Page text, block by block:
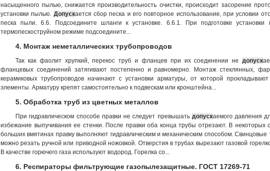
насыщенного пылью, снижается производительность очистки, происходит засорение
установки пылью. Допускается сбор песка и его повторное использование, при условии
песка пыли. 6.6. Подсоедините шланги к установке. 6.6.1. При подготовке установки
термопескоструйном режиме подсоедините...
4. Монтаж неметаллических трубопроводов
Так как фаолит хрупкий, перекос труб и фланцев при их соединении недопуск
фланцевых соединений затягивают постепенно и равномерно. Монтаж стеклянных,
керамиковых трубопроводов начинают с установки арматуры, от которой
элементы. Арматуру крепят самостоятельно к подвескам или кронштейна...
5. Обработка труб из цветных металлов
При гидравлическом способе правки не следует превышать допускаемого давления
избежание выпучивания ее стенки. После правки оба конца трубы отрезают. В некоторых
больших вмятинах правку выполняют гидравлическим и механическим способом. Свинцовые
можно резать ручной или приводной ножовкой. Отверстия в трубах вырезают газовой
В качестве горючего газа используют водород. Горелка со...
6. Респираторы фильтрующие газопылезащитные. ГОСТ 17269-71